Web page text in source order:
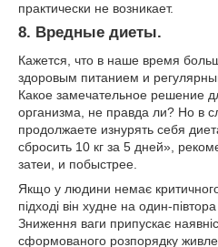
практически не возникает.
8. Вредные диеты.
Кажется, что в наше время
здоровым питанием и
Какое замечательное решение
организма, не правда ли? Но в
продолжаете изнурять себя
сбросить 10 кг за 5 дней»,
затеи, и побыстрее.
Якщо у людини немає
підході він худне на один-
Зниження ваги припускає
сформованого розпорядку